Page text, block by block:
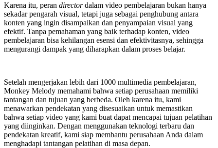
Karena itu, peran directordalam video pembelajaran bukan hanya
sekadar pengarah visual, tetapi juga sebagai penghubung antara
konten yang ingin disampaikan dan penyampaian visual yang
efektif. Tanpa pemahaman yang baik terhadap konten, video
pembelajaran bisa kehilangan esensi dan efektivitasnya, sehingga
mengurangi dampak yang diharapkan dalam proses belajar.
Setelah mengerjakan lebih dari 1000 multimedia pembelajaran,
Monkey Melody memahami bahwa setiap perusahaan memiliki
tantangan dan tujuan yang berbeda. Oleh karena itu, kami
menawarkan pendekatan yang disesuaikan untuk memastikan
bahwa setiap video yang kami buat dapat mencapai tujuan pelatihan
yang diinginkan. Dengan menggunakan teknologi terbaru dan
pendekatan kreatif, kami siap membantu perusahaan Anda dalam
menghadapi tantangan pelatihan di masa depan.